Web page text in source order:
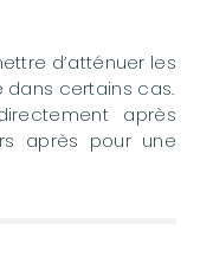
d’atténuer les
dans certains cas.
après
après pour une